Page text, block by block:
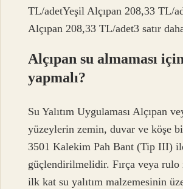
TL/adetYeşil Alçıpan 208,33 TL/
Alçıpan 208,33 TL/adet3 satır
Alçıpan su almaması
yapmalı?
Su Yalıtım Uygulaması Alçıpan
yüzeylerin zemin, duvar ve köşe
3501 Kalekim Pah Bant (Tip III)
güçlendirilmelidir. Fırça veya rulo
ilk kat su yalıtım malzemesinin